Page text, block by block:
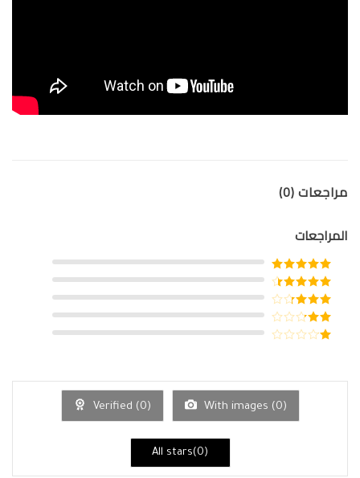
مراجعات (0)
المراجعات
تم التقييم5
من 5
تم التقييم
من 5
تم
التقييم
من 5
تم
من
With images ( 0)
Verified ( 0)
All stars(0)